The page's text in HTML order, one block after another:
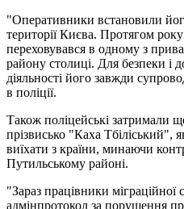
"Оперативники встановили
території Києва. Протягом
переховувався в одному з
району столиці. Для безпеки і
діяльності його завжди
в поліції.
Також поліцейські затримали
прізвисько "Каха Тбіліський",
виїхати з країни, минаючи
Путильському районі.
"Зараз працівники
адмінпротокол за порушення